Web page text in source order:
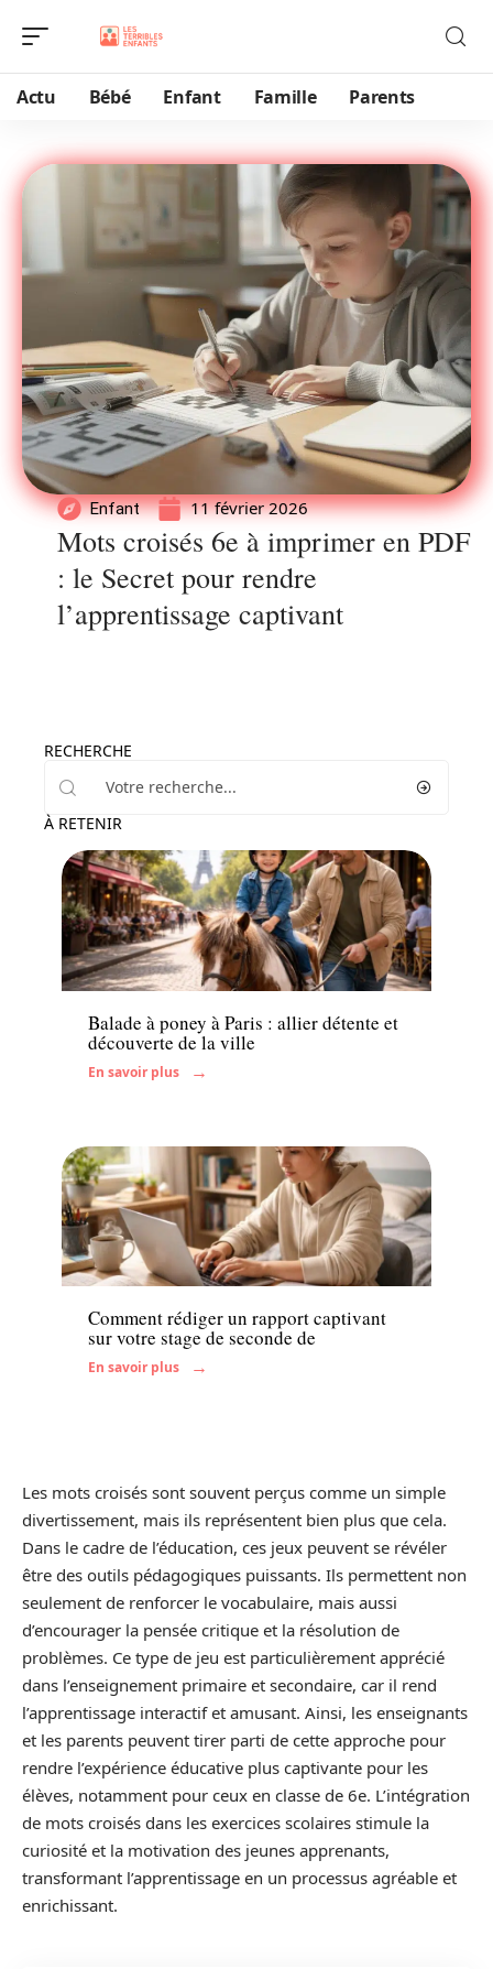
Actu Bébé Enfant Famille Parents
Enfant 11 février 2026
Mots croisés 6e à imprimer en PDF
: le Secret pour rendre
l’apprentissage captivant
RECHERCHE
À RETENIR
Famille
Balade à poney à Paris : allier détente et
découverte de la ville
En savoir plus
Enfant
Comment rédiger un rapport captivant
sur votre stage de seconde de
En savoir plus
Les mots croisés sont souvent perçus comme un simple
divertissement, mais ils représentent bien plus que cela.
Dans le cadre de l’éducation, ces jeux peuvent se révéler
être des outils pédagogiques puissants. Ils permettent non
seulement de renforcer le vocabulaire, mais aussi
d’encourager la pensée critique et la résolution de
problèmes. Ce type de jeu est particulièrement apprécié
dans l’enseignement primaire et secondaire, car il rend
l’apprentissage interactif et amusant. Ainsi, les enseignants
et les parents peuvent tirer parti de cette approche pour
rendre l’expérience éducative plus captivante pour les
élèves, notamment pour ceux en classe de 6e. L’intégration
de mots croisés dans les exercices scolaires stimule la
curiosité et la motivation des jeunes apprenants,
transformant l’apprentissage en un processus agréable et
enrichissant.